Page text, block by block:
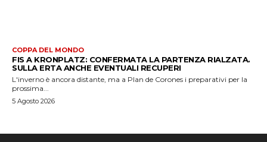
COPPA DEL MONDO
FIS A KRONPLATZ: CONFERMATA LA PARTENZA RIALZATA.
SULLA ERTA ANCHE EVENTUALI RECUPERI
L'inverno è ancora distante, ma a Plan de Corones i preparativi per la
prossima...
5 Agosto 2026